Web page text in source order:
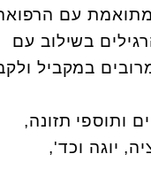
עם
בשילוב עם
במקביל
ותוספי תזונה,
יוגה וכד',